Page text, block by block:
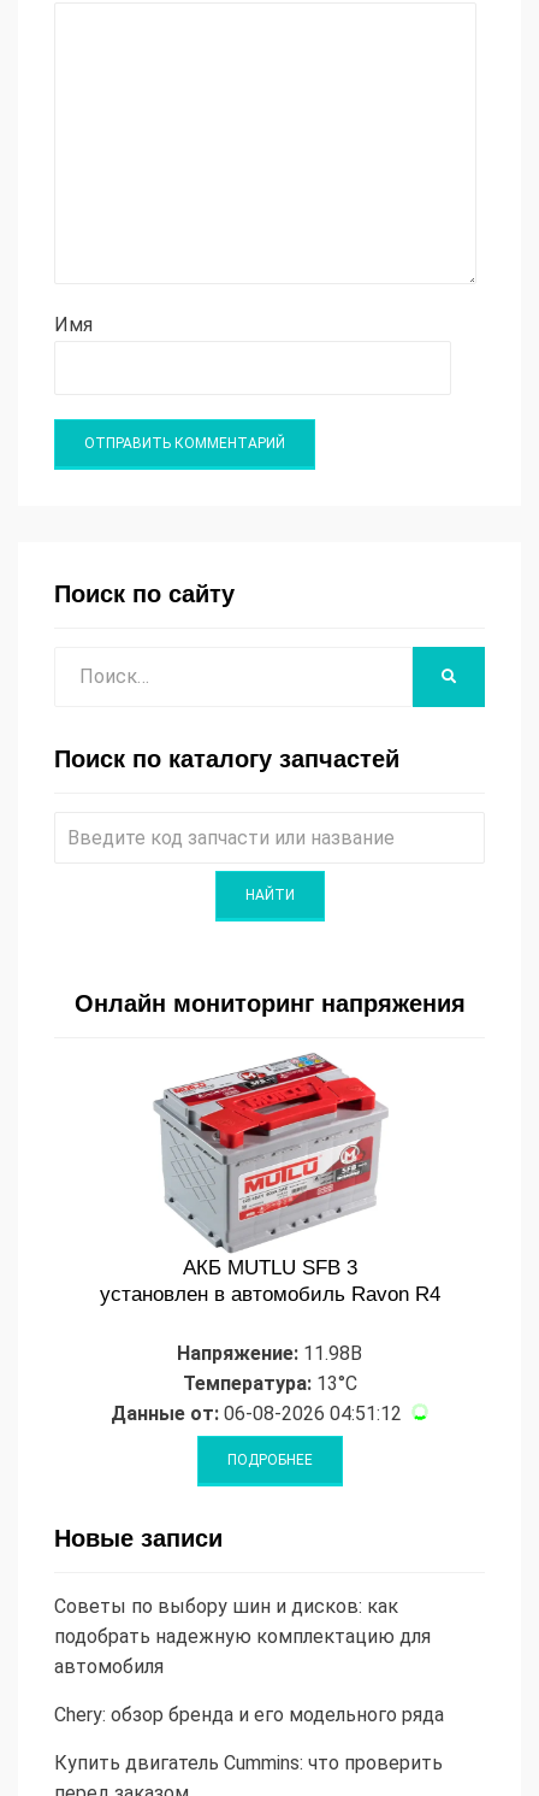
Имя
Поиск по сайту
Поиск по каталогу запчастей
Онлайн мониторинг напряжения
АКБ MUTLU SFB 3
установлен в автомобиль Ravon R4
Напряжение: 11.98В
Температура:13°C
Данные от: 06-08-2026 04:51:12
Новые записи
Советы по выбору шин и дисков: как
подобрать надежную комплектацию для
автомобиля
Chery: обзор бренда и его модельного ряда
Купить двигатель Cummins: что проверить